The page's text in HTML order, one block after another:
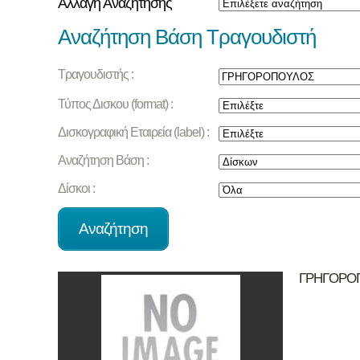
Αλλαγή Αναζήτησης
Αναζήτηση Βάση Τραγουδιστή
Τραγουδιστής :
Τύπος Δισκου (format) :
Δισκογραφική Εταιρεία (label) :
Αναζήτηση Βάση :
Δίσκοι :